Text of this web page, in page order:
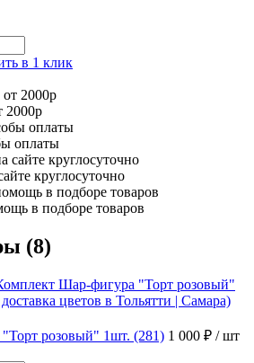
в 1 клик
2000р
оплаты
круглосуточно
в подборе товаров
(8)
розовый" 1шт. (281) 1 000 ₽ / шт